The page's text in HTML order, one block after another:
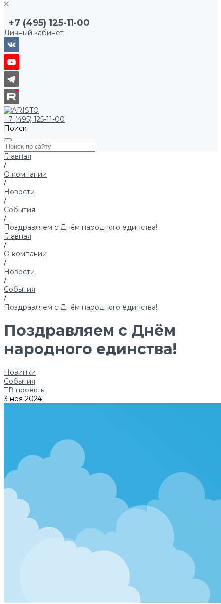
+7 (495) 125-11-00
Личный кабинет
+7 (495) 125-11-00
Поиск
Главная
/
О компании
/
Новости
/
События
/
Поздравляем с Днём народного единства!
Главная
/
О компании
/
Новости
/
События
/
Поздравляем с Днём народного единства!
Поздравляем с Днём
народного единства!
Новинки
События
ТВ проекты
3 ноя 2024